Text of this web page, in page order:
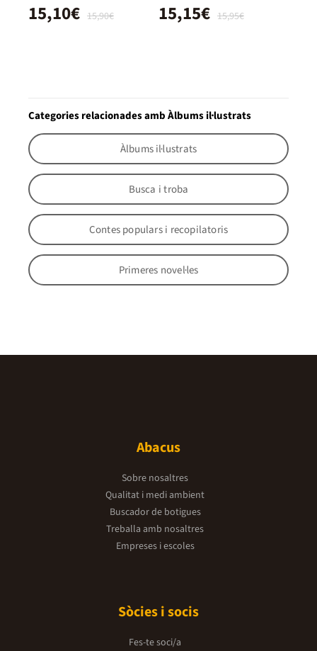
15,90€
15,10€ 15,95€
15,15€
Categories relacionades amb Àlbums il·lustrats
Àlbums il·lustrats
Busca i troba
Contes populars i recopilatoris
Primeres novel·les
Abacus
Sobre nosaltres
Qualitat i medi ambient
Buscador de botigues
Treballa amb nosaltres
Empreses i escoles
Sòcies i socis
Fes-te soci/a